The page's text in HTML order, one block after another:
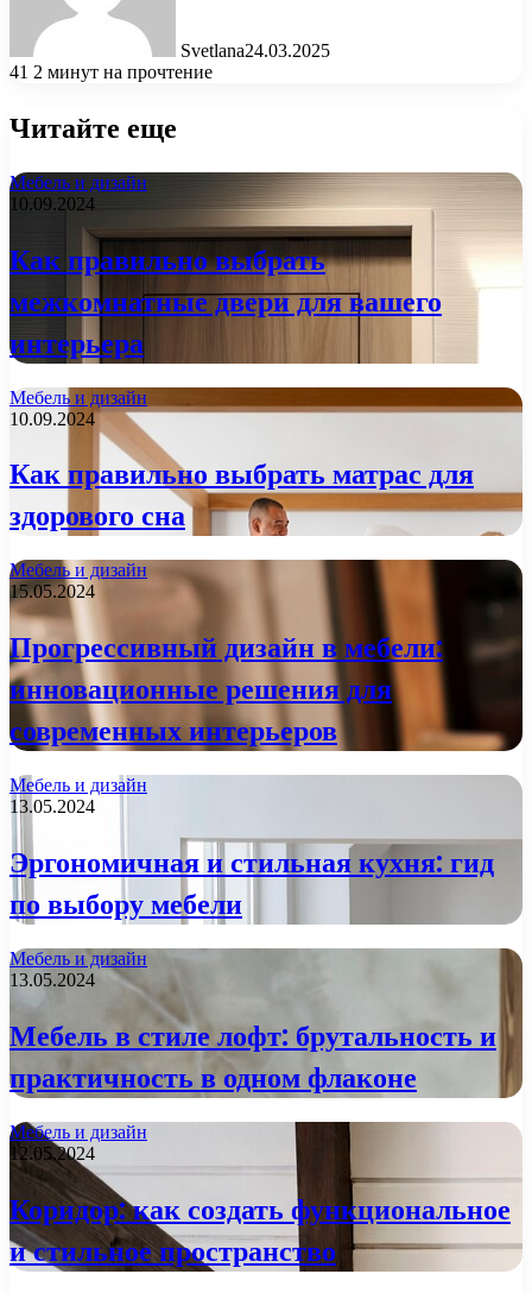
Svetlana24.03.2025
41 2 минут на прочтение
Читайте еще
Мебель и дизайн
10.09.2024
Как правильно выбрать
межкомнатные двери для вашего
интерьера
Мебель и дизайн
10.09.2024
Как правильно выбрать матрас для
здорового сна
Мебель и дизайн
15.05.2024
Прогрессивный дизайн в мебели:
инновационные решения для
современных интерьеров
Мебель и дизайн
13.05.2024
Эргономичная и стильная кухня: гид
по выбору мебели
Мебель и дизайн
13.05.2024
Мебель в стиле лофт: брутальность и
практичность в одном флаконе
Мебель и дизайн
12.05.2024
Коридор: как создать функциональное
и стильное пространство